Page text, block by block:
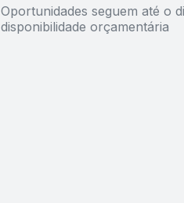
Oportunidades seguem até o
disponibilidade orçamentária